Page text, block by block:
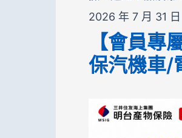
2026 年 7 月 31 日
【會員專
保汽機車/